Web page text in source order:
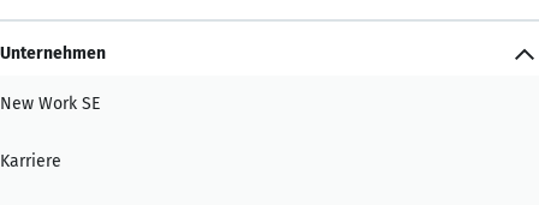
Unternehmen
New Work SE
Karriere